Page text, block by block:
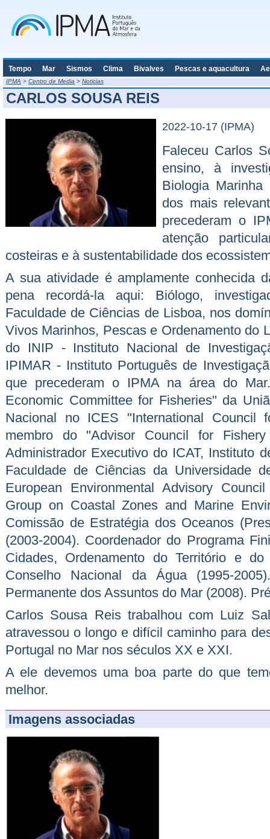
Tempo Mar Sismos Clima Bivalves Pescas e aquacultura
IPMA > Centro de Media > Noticias
CARLOS SOUSA REIS
2022-10-17 (IPMA)
Faleceu Carlos
ensino, à
Biologia
dos mais
precederam o
atenção
costeiras e à sustentabilidade dos
A sua atividade é amplamente conhecida
pena recordá-la aqui: Biólogo,
Faculdade de Ciências de Lisboa, nos
Vivos Marinhos, Pescas e Ordenamento do
do INIP - Instituto Nacional de
IPIMAR - Instituto Português de
que precederam o IPMA na área do
Economic Committee for Fisheries" da
Nacional no ICES "International
membro do "Advisor Council for
Administrador Executivo do ICAT, Instituto
Faculdade de Ciências da Universidade
European Environmental Advisory
Group on Coastal Zones and Marine
Comissão de Estratégia dos Oceanos
(2003-2004). Coordenador do Programa
Cidades, Ordenamento do Território e
Conselho Nacional da Água (1995-
Permanente dos Assuntos do Mar (2008).
Carlos Sousa Reis trabalhou com Luiz
atravessou o longo e difícil caminho para
Portugal no Mar nos séculos XX e XXI.
A ele devemos uma boa parte do que
melhor.
Imagens associadas